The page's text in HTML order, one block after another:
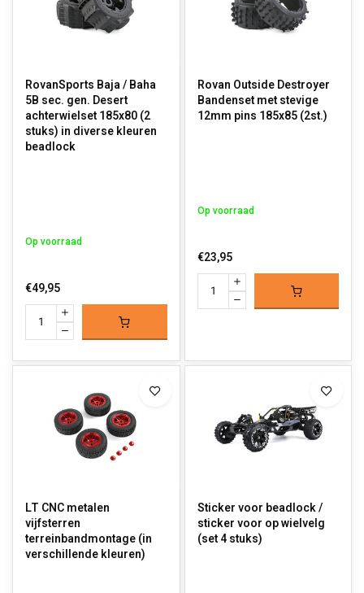
RovanSports Baja / Baha
5B sec. gen. Desert
achterwielset 185x80 (2
stuks) in diverse kleuren
beadlock
Op voorraad
€49,95
Rovan Outside Destroyer
Bandenset met stevige
12mm pins 185x85 (2st.)
Op voorraad
€23,95
LT CNC metalen
vijfsterren
terreinbandmontage (in
verschillende kleuren)
Sticker voor beadlock /
sticker voor op wielvelg
(set 4 stuks)